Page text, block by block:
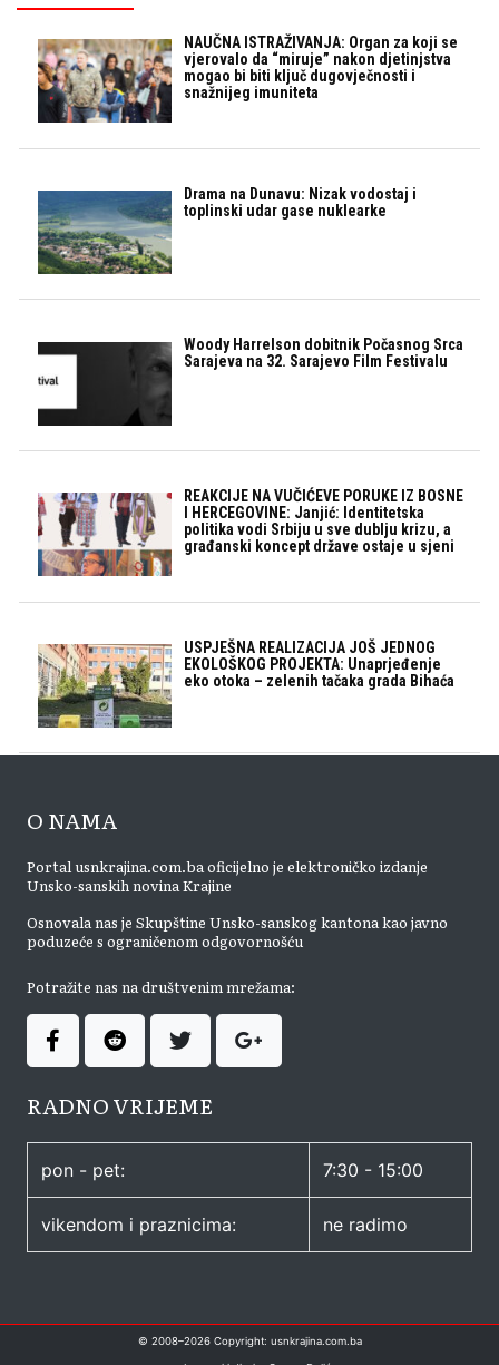
NAUČNA ISTRAŽIVANJA: Organ za koji se
vjerovalo da “miruje” nakon djetinjstva
mogao bi biti ključ dugovječnosti i
snažnijeg imuniteta
Drama na Dunavu: Nizak vodostaj i
toplinski udar gase nuklearke
Woody Harrelson dobitnik Počasnog Srca
Sarajeva na 32. Sarajevo Film Festivalu
REAKCIJE NA VUČIĆEVE PORUKE IZ BOSNE
I HERCEGOVINE: Janjić: Identitetska
politika vodi Srbiju u sve dublju krizu, a
građanski koncept države ostaje u sjeni
USPJEŠNA REALIZACIJA JOŠ JEDNOG
EKOLOŠKOG PROJEKTA: Unaprjeđenje
eko otoka – zelenih tačaka grada Bihaća
O NAMA
Portal usnkrajina.com.ba oficijelno je elektroničko izdanje
Unsko-sanskih novina Krajine
Osnovala nas je Skupštine Unsko-sanskog kantona kao javno
poduzeće s ograničenom odgovornošću
Potražite nas na društvenim mrežama:
RADNO VRIJEME
pon - pet: 7:30 - 15:00
vikendom i praznicima: ne radimo
© 2008–2026Copyright: usnkrajina.com.ba